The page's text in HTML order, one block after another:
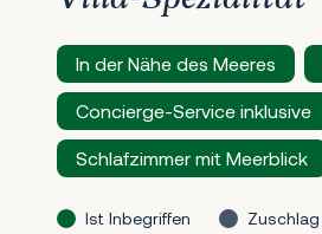
In der Nähe des Meeres
Concierge-Service inklusive
Schlafzimmer mit Meerblick
Ist Inbegriffen Zuschlag